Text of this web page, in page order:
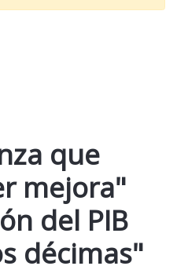
que
mejora"
del PIB
décimas"